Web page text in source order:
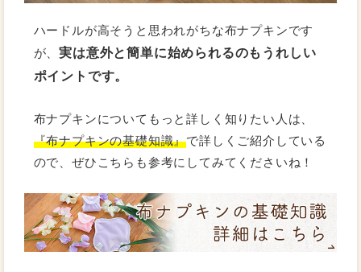
ハードルが高そうと思われがちな布ナプキンです
が、実は意外と簡単に始められるのもうれしい
ポイントです。
布ナプキンについてもっと詳しく知りたい人は、
『布ナプキンの基礎知識』で詳しくご紹介している
ので、ぜひこちらも参考にしてみてくださいね！